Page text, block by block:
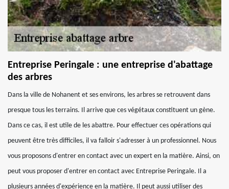
Entreprise Peringale : une entreprise d'abattage
des arbres
Dans la ville de Nohanent et ses environs, les arbres se retrouvent dans
presque tous les terrains. Il arrive que ces végétaux constituent un gène.
Dans ce cas, il est utile de les abattre. Pour effectuer ces opérations qui
peuvent être très difficiles, il va falloir s'adresser à un professionnel. Nous
vous proposons d'entrer en contact avec un expert en la matière. Ainsi, on
peut vous proposer d'entrer en contact avec Entreprise Peringale. Il a
plusieurs années d'expérience en la matière. Il peut aussi utiliser des